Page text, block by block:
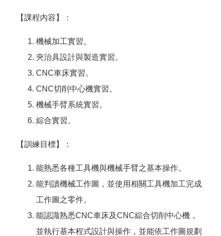
【課程內容】：
機械加工實習。
夾治具設計與製造實習。
CNC車床實習。
CNC切削中心機實習。
機械手臂系統實習。
綜合實習。
【訓練目標】：
能熟悉各種工具機與機械手臂之基本操作。
能判讀機械工作圖，並使用相關工具機加工完成
工作圖之零件。
能認識熟悉CNC車床及CNC綜合切削中心機，
並執行基本程式設計與操作，並能依工作圖規劃